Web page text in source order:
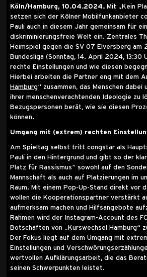
Köln/Hamburg, 10.04.2024. Mit „Kein
setzen sich der Kölner Mobilfunkanbieter
Pauli auch in diesem Jahr gemeinsam für
diskriminierungsfreie Welt ein. Zentrales
Heimspiel gegen die SV 07 Elversberg am
Bundesliga (Sonntag, 14. April 2024, 13:30
rechte Einstellungen und wie diesen
Hierbei arbeiten die Partner eng mit dem
Hamburg“ zusammen, das Menschen
ihrer menschenverachtenden Ideologie zu
Bezugspersonen berät, wie sie diesen
können.
Umgang mit (extrem) rechten
Am Spieltag selbst tritt congstar als
Pauli in den Hintergrund und gibt so der
Platz für Rassismus“ sowohl auf den
Mannschaft als auch auf Platzierungen im
Raum. Mit einem Pop-Up-Stand direkt vor
wollen die Kooperationspartner verstärkt
aufmerksam machen und Hilfsangebote
Rahmen wird der Instagram-Account des
Botschaften von „Kurswechsel Hamburg“
Der Fokus liegt auf dem Umgang mit
Einstellungen und
wertvollen Aufklärungsarbeit, die das
seinen Schwerpunkten leistet.